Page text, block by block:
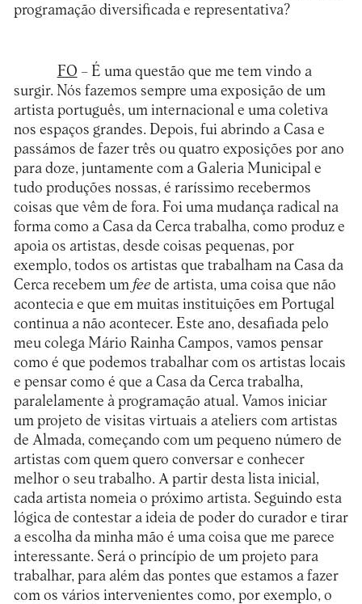
programação diversificada e representativa?
FO – É uma questão que me tem vindo a
surgir. Nós fazemos sempre uma exposição de um
artista português, um internacional e uma coletiva
nos espaços grandes. Depois, fui abrindo a Casa e
passámos de fazer três ou quatro exposições por ano
para doze, juntamente com a Galeria Municipal e
tudo produções nossas, é raríssimo recebermos
coisas que vêm de fora. Foi uma mudança radical na
forma como a Casa da Cerca trabalha, como produz e
apoia os artistas, desde coisas pequenas, por
exemplo, todos os artistas que trabalham na Casa da
Cerca recebem um fee de artista, uma coisa que não
acontecia e que em muitas instituições em Portugal
continua a não acontecer. Este ano, desafiada pelo
meu colega Mário Rainha Campos, vamos pensar
como é que podemos trabalhar com os artistas locais
e pensar como é que a Casa da Cerca trabalha,
paralelamente à programação atual. Vamos iniciar
um projeto de visitas virtuais a ateliers com artistas
de Almada, começando com um pequeno número de
artistas com quem quero conversar e conhecer
melhor o seu trabalho. A partir desta lista inicial,
cada artista nomeia o próximo artista. Seguindo esta
lógica de contestar a ideia de poder do curador e tirar
a escolha da minha mão é uma coisa que me parece
interessante. Será o princípio de um projeto para
trabalhar, para além das pontes que estamos a fazer
com os vários intervenientes como, por exemplo, o